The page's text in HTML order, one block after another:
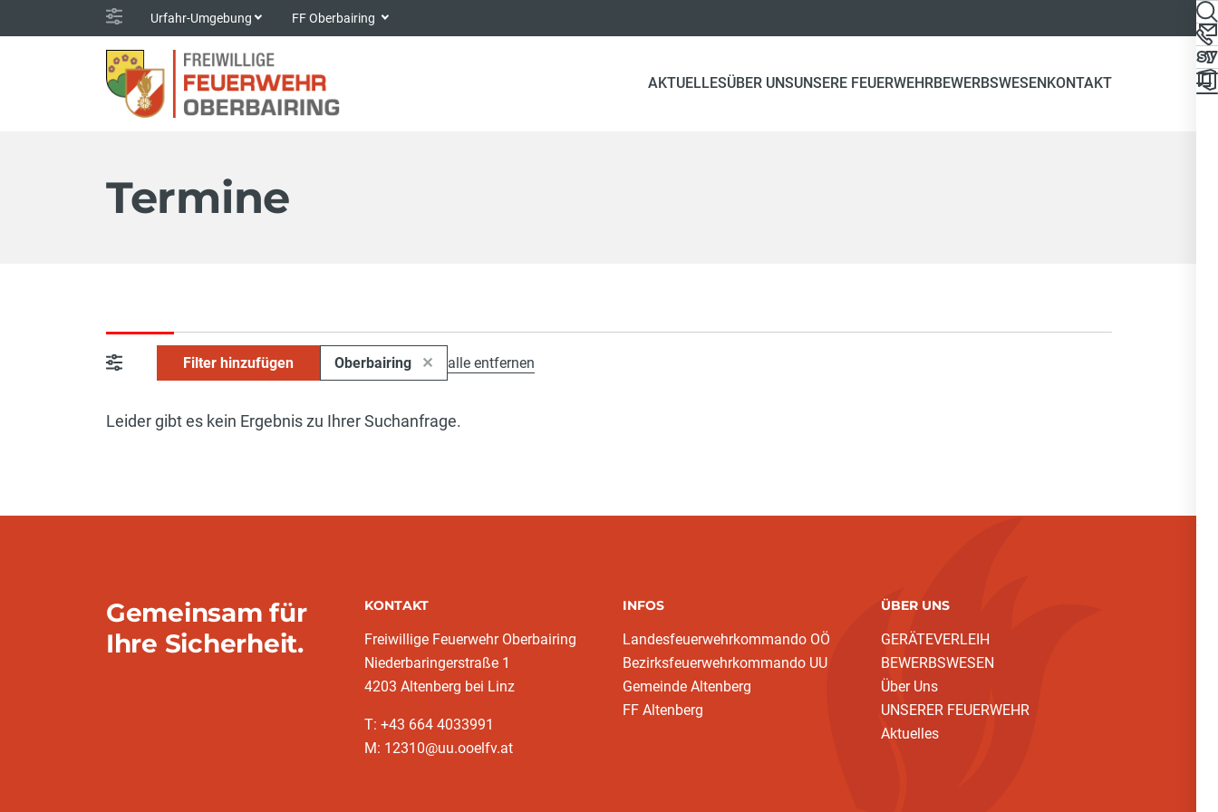
Urfahr-Umgebung FF Oberbairing
AKTUELLESÜBER UNSUNSERE FEUERWEHRBEWERBSWESEN KONTAKT
Termine
Filter hinzufügen Oberbairing alle entfernen
Leider gibt es kein Ergebnis zu Ihrer Suchanfrage.
Gemeinsam für
Ihre Sicherheit.
KONTAKT
Freiwillige Feuerwehr Oberbairing
Niederbaringerstraße 1
4203 Altenberg bei Linz
T: +43 664 4033991
M: 12310@uu.ooelfv.at
INFOS
Landesfeuerwehrkommando OÖ
Bezirksfeuerwehrkommando UU
Gemeinde Altenberg
FF Altenberg
ÜBER UNS
GERÄTEVERLEIH
BEWERBSWESEN
Über Uns
UNSERER FEUERWEHR
Aktuelles